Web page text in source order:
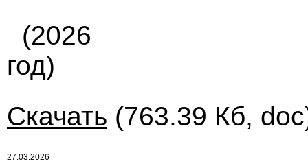
(2026
год)
Скачать (763.39 Кб,
27.03.2026